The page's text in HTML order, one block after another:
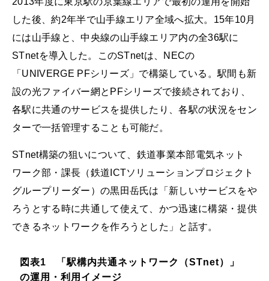
した後、約2年半で山手線エリア全域へ拡大。15年10月
には山手線と、中央線の山手線エリア内の全36駅に
STnetを導入した。このSTnetは、NECの
「UNIVERGE PFシリーズ」で構築している。駅間も新
設の光ファイバー網とPFシリーズで接続されており、
各駅に共通のサービスを提供したり、各駅の状況をセン
ターで一括管理することも可能だ。
STnet構築の狙いについて、鉄道事業本部電気ネット
ワーク部・課長（鉄道ICTソリューションプロジェクト
グループリーダー）の黒田岳氏は「新しいサービスをや
ろうとする時に共通して使えて、かつ迅速に構築・提供
できるネットワークを作ろうとした」と話す。
図表1 「駅構内共通ネットワーク（STnet）」
の運用・利用イメージ